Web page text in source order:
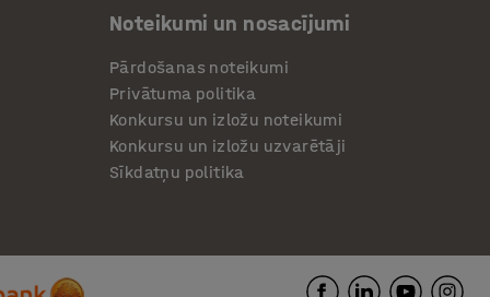
Noteikumi un nosacījumi
Pārdošanas noteikumi
Privātuma politika
Konkursu un izložu noteikumi
Konkursu un izložu uzvarētāji
Sīkdatņu politika